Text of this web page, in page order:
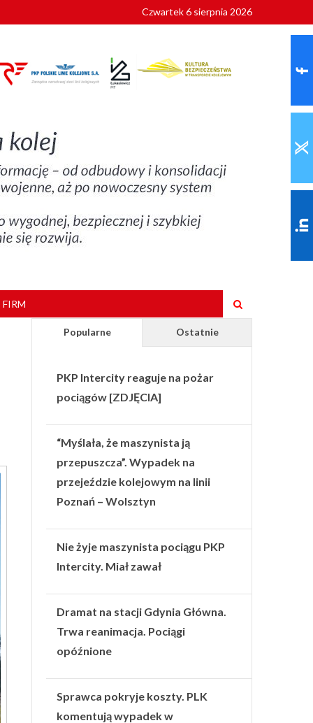
Czwartek 6 sierpnia 2026
Popularne Ostatnie
PKP Intercity reaguje na pożar
pociągów [ZDJĘCIA]
“Myślała, że maszynista ją
przepuszcza”. Wypadek na
przejeździe kolejowym na linii
Poznań – Wolsztyn
Nie żyje maszynista pociągu PKP
Intercity. Miał zawał
Dramat na stacji Gdynia Główna.
Trwa reanimacja. Pociągi
opóźnione
Sprawca pokryje koszty. PLK
komentują wypadek w